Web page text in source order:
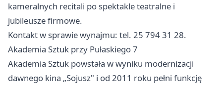
kameralnych recitali po spektakle teatralne i
jubileusze firmowe.
Kontakt w sprawie wynajmu: tel. 25 794 31 28.
Akademia Sztuk przy Pułaskiego 7
Akademia Sztuk powstała w wyniku modernizacji
dawnego kina „Sojusz" i od 2011 roku pełni funkcję